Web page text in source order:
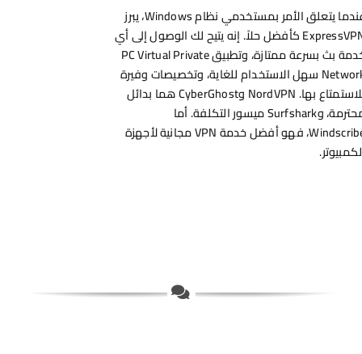
عندما يتعلق الأمر بمستخدمي نظام Windows، يبرز
ExpressVPN كأفضل حلاً. إنه يتيح لك الوصول إلى أي
خدمة بث بسرعة ممتازة، وتطبيق PC Virtual Private
Network سهل الاستخدام للغاية، وتخصيصات وفيرة
للاستمتاع بها. NordVPN وCyberGhost هما بدائل
محترمة، وSurfshark ميسور التكلفة. أما
Windscribe، فهو أفضل خدمة VPN مجانية لأجهزة